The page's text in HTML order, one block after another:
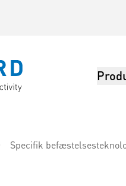
Specifik